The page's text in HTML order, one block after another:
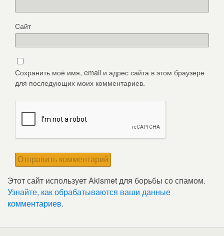
Сайт
Сохранить моё имя, email и адрес сайта в этом браузере
для последующих моих комментариев.
Этот сайт использует Akismet для борьбы со спамом.
Узнайте, как обрабатываются ваши данные
комментариев.